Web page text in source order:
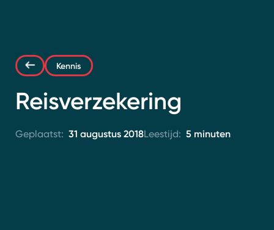
Contact
Kennis
Reisverzekering
Geplaatst: 31 augustus 2018Leestijd: 5 minuten